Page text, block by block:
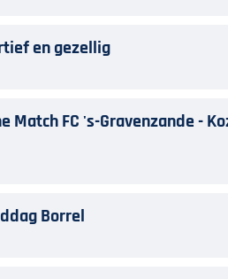
en gezellig
Match FC 's-Gravenzande -
Borrel